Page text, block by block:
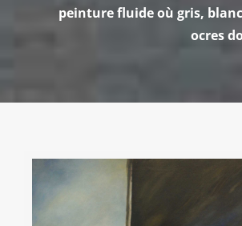
peinture fluide où gris,
ocres